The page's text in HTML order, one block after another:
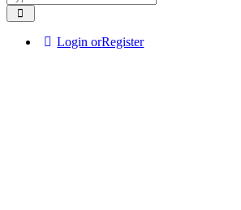
Login orRegister